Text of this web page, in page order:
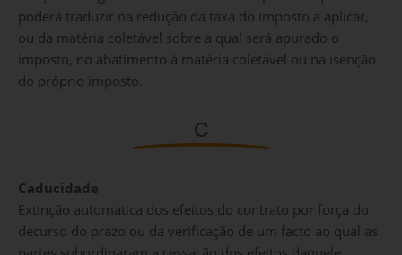
poderá traduzir na redução da taxa do imposto a aplicar,
ou da matéria coletável sobre a qual será apurado o
imposto, no abatimento à matéria coletável ou na isenção
do próprio imposto.
C
Caducidade
Extinção automática dos efeitos do contrato por força do
decurso do prazo ou da verificação de um facto ao qual as